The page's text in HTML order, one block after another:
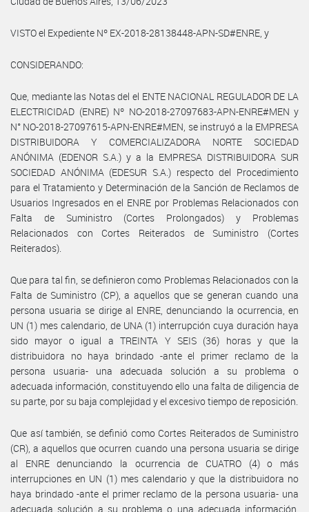
VISTO el Expediente Nº EX-2018-28138448-APN-SD#ENRE, y
CONSIDERANDO:
Que, mediante las Notas del el ENTE NACIONAL REGULADOR DE LA
ELECTRICIDAD (ENRE) Nº NO-2018-27097683-APN-ENRE#MEN y
N° NO-2018-27097615-APN-ENRE#MEN, se instruyó a la EMPRESA
DISTRIBUIDORA Y COMERCIALIZADORA NORTE SOCIEDAD
ANÓNIMA (EDENOR S.A.) y a la EMPRESA DISTRIBUIDORA SUR
SOCIEDAD ANÓNIMA (EDESUR S.A.) respecto del Procedimiento
para el Tratamiento y Determinación de la Sanción de Reclamos de
Usuarios Ingresados en el ENRE por Problemas Relacionados con
Falta de Suministro (Cortes Prolongados) y Problemas
Relacionados con Cortes Reiterados de Suministro (Cortes
Reiterados).
Que para tal fin, se definieron como Problemas Relacionados con la
Falta de Suministro (CP), a aquellos que se generan cuando una
persona usuaria se dirige al ENRE, denunciando la ocurrencia, en
UN (1) mes calendario, de UNA (1) interrupción cuya duración haya
sido mayor o igual a TREINTA Y SEIS (36) horas y que la
distribuidora no haya brindado -ante el primer reclamo de la
persona usuaria- una adecuada solución a su problema o
adecuada información, constituyendo ello una falta de diligencia de
su parte, por su baja complejidad y el excesivo tiempo de reposición.
Que así también, se definió como Cortes Reiterados de Suministro
(CR), a aquellos que ocurren cuando una persona usuaria se dirige
al ENRE denunciando la ocurrencia de CUATRO (4) o más
interrupciones en UN (1) mes calendario y que la distribuidora no
haya brindado -ante el primer reclamo de la persona usuaria- una
adecuada solución a su problema o una adecuada información,